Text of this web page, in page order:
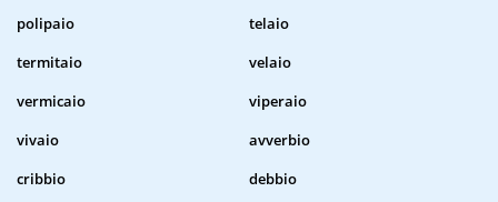
polipaio
telaio
termitaio
velaio
vermicaio
viperaio
vivaio
avverbio
cribbio
debbio